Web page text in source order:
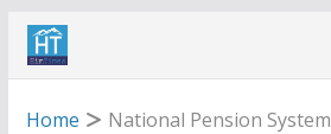
Skip
Home
National Pension System